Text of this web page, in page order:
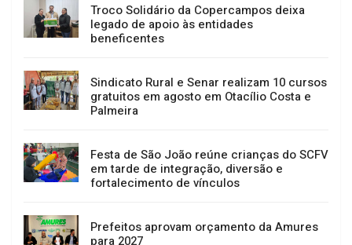
Troco Solidário da Copercampos deixa
legado de apoio às entidades
beneficentes
Sindicato Rural e Senar realizam 10 cursos
gratuitos em agosto em Otacílio Costa e
Palmeira
Festa de São João reúne crianças do SCFV
em tarde de integração, diversão e
fortalecimento de vínculos
Prefeitos aprovam orçamento da Amures
para 2027